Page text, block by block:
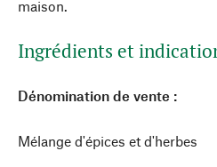
maison.
Ingrédients et
Dénomination de vente :
Mélange d'épices et d'herbes